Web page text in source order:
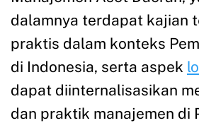
dalamnya terdapat kajian
praktis dalam konteks
di Indonesia, serta aspek
dapat diinternalisasikan
dan praktik manajemen di